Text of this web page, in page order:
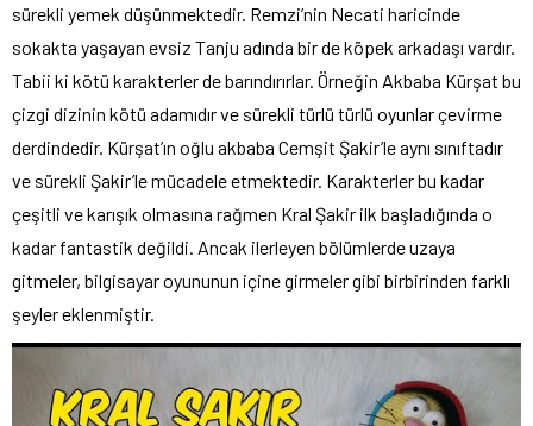
sürekli yemek düşünmektedir. Remzi’nin Necati haricinde
sokakta yaşayan evsiz Tanju adında bir de köpek arkadaşı vardır.
Tabii ki kötü karakterler de barındırırlar. Örneğin Akbaba Kürşat bu
çizgi dizinin kötü adamıdır ve sürekli türlü türlü oyunlar çevirme
derdindedir. Kürşat’ın oğlu akbaba Cemşit Şakir’le aynı sınıftadır
ve sürekli Şakir’le mücadele etmektedir. Karakterler bu kadar
çeşitli ve karışık olmasına rağmen Kral Şakir ilk başladığında o
kadar fantastik değildi. Ancak ilerleyen bölümlerde uzaya
gitmeler, bilgisayar oyununun içine girmeler gibi birbirinden farklı
şeyler eklenmiştir.